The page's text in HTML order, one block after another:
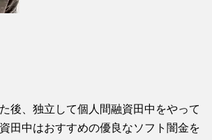
後、独立して個人間融資田中をやって
田中はおすすめの優良なソフト闇金を